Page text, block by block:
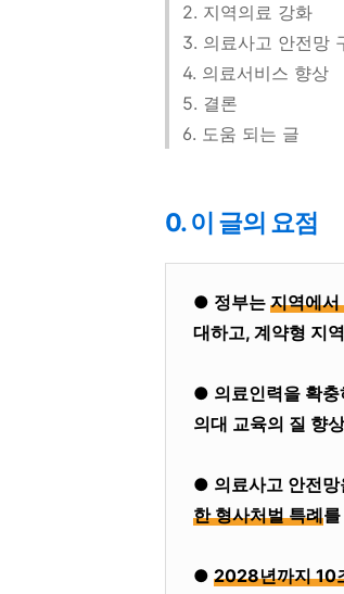
2. 지역의료 강화
3. 의료사고 안전망
4. 의료서비스 향상
5. 결론
6. 도움 되는 글
0. 이 글의 요점
● 정부는 지역에
대하고, 계약형 지
● 의료인력을 확충
의대 교육의 질 향
● 의료사고 안전망
한 형사처벌 특례
● 2028년까지 10